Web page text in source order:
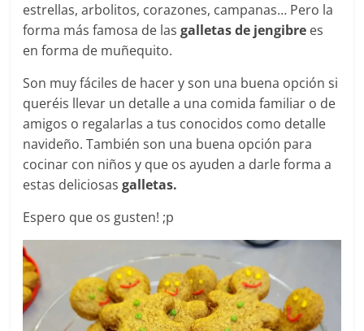
estrellas, arbolitos, corazones, campanas… Pero la
forma más famosa de las galletas de jengibre es
en forma de muñequito.
Son muy fáciles de hacer y son una buena opción si
queréis llevar un detalle a una comida familiar o de
amigos o regalarlas a tus conocidos como detalle
navideño. También son una buena opción para
cocinar con niños y que os ayuden a darle forma a
estas deliciosasgalletas.
Espero que os gusten! ;p